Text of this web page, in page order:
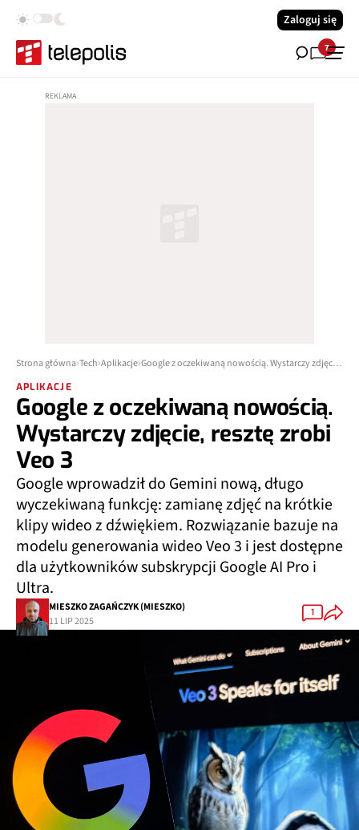
Zaloguj się
7
Strona główna Tech Aplikacje Google z oczekiwaną nowością. Wystarczy zdjęcie, resztę zrobi Veo 3
APLIKACJE
Google z oczekiwaną nowością.
Wystarczy zdjęcie, resztę zrobi
Veo 3
Google wprowadził do Gemini nową, długo
wyczekiwaną funkcję: zamianę zdjęć na krótkie
klipy wideo z dźwiękiem. Rozwiązanie bazuje na
modelu generowania wideo Veo 3 i jest dostępne
dla użytkowników subskrypcji Google AI Pro i
Ultra.
MIESZKO ZAGAŃCZYK (MIESZKO)
11 LIP 2025
1